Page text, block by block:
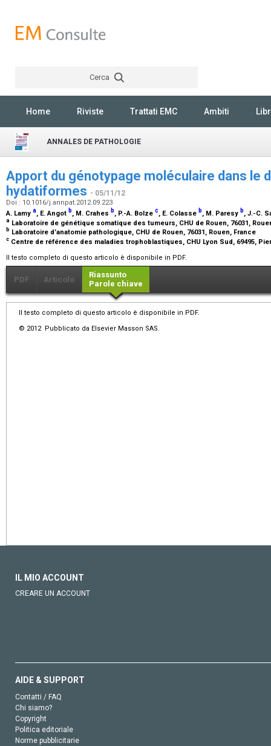
Cerca
Home Riviste Trattati EMC Ambiti
ANNALES DE PATHOLOGIE
Apport du génotypage moléculaire dans le
hydatiformes - 05/11/12
Doi : 10.1016/j.annpat.2012.09.223
A. Lamy a, E. Angot b, M. Crahes b, P.-A. Bolze c, E. Colasse b, M. Paresy b, J.-C.
a Laboratoire de génétique somatique des tumeurs, CHU de Rouen, 76031,
b Laboratoire d’anatomie pathologique, CHU de Rouen, 76031, Rouen, France
c Centre de référence des maladies trophoblastiques, CHU Lyon Sud, 69495,
Il testo completo di questo articolo è disponibile in PDF.
PDF Articolo
Riassunto
Parole chiave
Il testo completo di questo articolo è disponibile in PDF.
© 2012 Pubblicato da Elsevier Masson SAS.
IL MIO ACCOUNT
CREARE UN ACCOUNT
AIDE & SUPPORT
Contatti / FAQ
Chi siamo?
Copyright
Politica editoriale
Norme pubblicitarie